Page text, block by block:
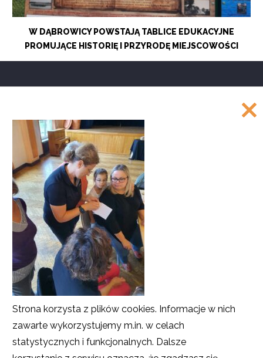
W DĄBROWICY POWSTAJĄ TABLICE EDUKACYJNE
PROMUJĄCE HISTORIĘ I PRZYRODĘ MIEJSCOWOŚCI
Program Działaj Lokalnie
Akademia Rozwoju Filantropii w Polsce
ul. Marszałkowska 6/6
00-590 Warszawa
Tel.: 226220122, 226220208, 226220209
Faks: 226220211
COPYRIGHT
©Akademia Rozwoju Filantropii w Polsce
Projekt i realizacja SMULTRON
Strona korzysta z plików cookies. Informacje w nich
zawarte wykorzystujemy m.in. w celach
statystycznych i funkcjonalnych. Dalsze